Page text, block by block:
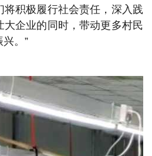
积极履行社会责任，深入践
企业的同时，带动更多村民
。”